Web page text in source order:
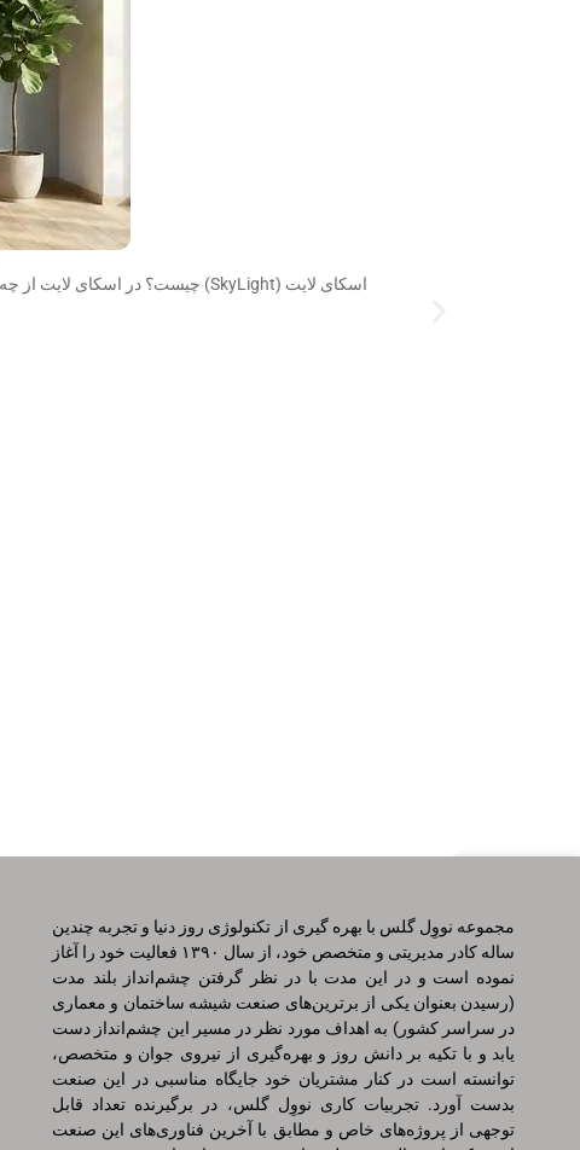
اسکای لایت (SkyLight) چیست؟ در اسکای لایت از چه شیشه هایی میتوان استفاده کرد اسکای لایت ساختاری زیبا از شیشه به جای مصالح رایج برای سقف ساختمان می باشند. در
مجموعه نووِل گلس با بهره گیری از تکنولوژی روز دنیا و تجربه چندین
ساله کادر مدیریتی و متخصص خود، از سال ۱۳۹۰ فعالیت خود را آغاز
نموده است و در این مدت با در نظر گرفتن چشم‌انداز بلند مدت
(‌رسیدن بعنوان یکی از برترین‌های صنعت شیشه ساختمان و معماری
در سراسر کشور‌) به اهداف مورد نظر در مسیر این چشم‌انداز دست
یابد و با تکیه بر دانش روز و بهره‌گیری از نیروی جوان و متخصص،
توانسته است در کنار مشتریان خود جایگاه مناسبی در این صنعت
بدست آورد. تجربیات کاری نووِل گلس، در برگیرنده تعداد قابل
توجهی از پروژه‌های خاص و مطابق با آخرین فناوری‌های این صنعت